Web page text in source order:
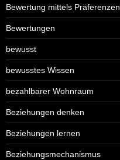
Bewertung mittels Präferenzen
Bewertungen
bewusst
bewusstes Wissen
bezahlbarer Wohnraum
Beziehungen denken
Beziehungen lernen
Beziehungsmechanismus